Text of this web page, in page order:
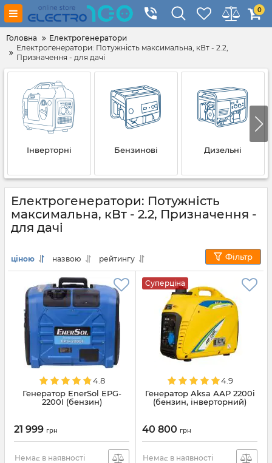
0
Головна
Електрогенератори
Електрогенератори: Потужність максимальна, кВт - 2.2,
Призначення - для дачі
Інверторні Бензинові Дизельні
Електрогенератори: Потужність
максимальна, кВт - 2.2, Призначення -
для дачі
ціною назвою рейтингу Фільтр
4.8
Генератор EnerSol EPG-
2200I (бензин)
21 999 грн
Немає в наявності
Суперціна
4.9
Генератор Aksa ААР 2200i
(бензин, інверторний)
40 800 грн
Немає в наявності